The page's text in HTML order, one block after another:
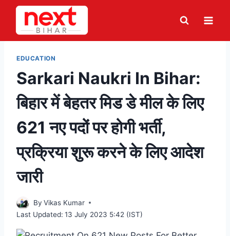
Skip
content
EDUCATION
Sarkari Naukri In Bihar:
बिहार में बेहतर मिड डे मील के लिए
621 नए पदों पर होगी भर्ती,
प्रक्रिया शुरू करने के लिए आदेश
जारी
By Vikas Kumar
Last Updated: 13 July 2023 5:42 (IST)